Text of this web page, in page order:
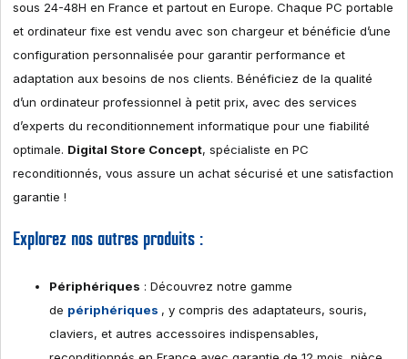
sous 24-48H en France et partout en Europe. Chaque PC portable
et ordinateur fixe est vendu avec son chargeur et bénéficie d’une
configuration personnalisée pour garantir performance et
adaptation aux besoins de nos clients. Bénéficiez de la qualité
d’un ordinateur professionnel à petit prix, avec des services
d’experts du reconditionnement informatique pour une fiabilité
optimale. Digital Store Concept, spécialiste en PC
reconditionnés, vous assure un achat sécurisé et une satisfaction
garantie !
Explorez nos autres produits :
Périphériques : Découvrez notre gamme
de périphériques , y compris des adaptateurs, souris,
claviers, et autres accessoires indispensables,